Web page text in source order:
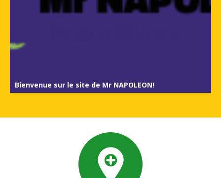
Bienvenue sur le site de Mr NAPOLEON!